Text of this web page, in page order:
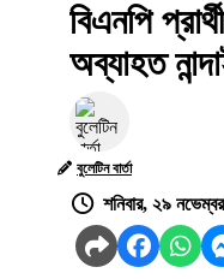
বিএনপি
অব্যাহত
বুলেটিন বার্তা
শনিবার, ২৯